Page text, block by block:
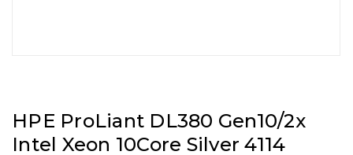
HPE ProLiant DL380 Gen10/2x
Intel Xeon 10Core Silver 4114